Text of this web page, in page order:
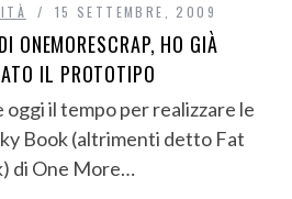
15 SETTEMBRE, 2009
ONEMORESCRAP, HO GIÀ
IL PROTOTIPO
il tempo per realizzare le
Book (altrimenti detto Fat
di One More…